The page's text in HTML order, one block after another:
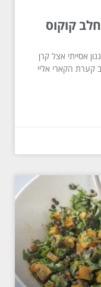
קוקוס
אסייתי אצל קרן
קערת הקארי אליי